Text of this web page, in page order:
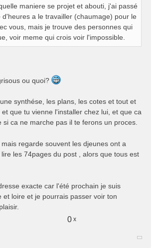
maniere se projet et abouti, j'ai passé
d'heures a le travailler (chaumage) pour le
vous, mais je trouve des personnes qui
voir meme qui crois voir l'impossible.
ou quoi?
synthése, les plans, les cotes et tout et
que tu vienne l'installer chez lui, et que ca
si ca ne marche pas il te ferons un proces.
regarde souvent les djeunes ont a
les 74pages du post , alors que tous est
exacte car l'été prochain je suis
et loire et je pourrais passer voir ton
0 x